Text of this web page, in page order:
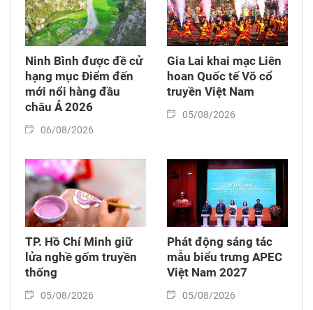
Ninh Bình được đề cử
hạng mục Điểm đến
mới nổi hàng đầu
châu Á 2026
06/08/2026
Gia Lai khai mạc Liên
hoan Quốc tế Võ cổ
truyền Việt Nam
05/08/2026
TP. Hồ Chí Minh giữ
lửa nghề gốm truyền
thống
05/08/2026
Phát động sáng tác
mẫu biểu trưng APEC
Việt Nam 2027
05/08/2026